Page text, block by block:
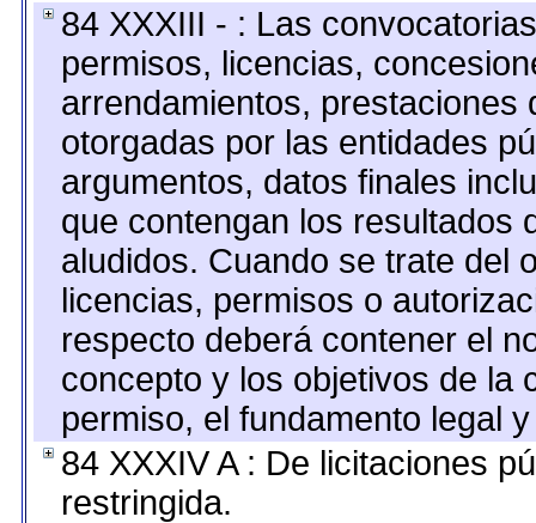
84 XXXIII - : Las
permisos, licencias,
arrendamientos,
otorgadas por las entidades
argumentos, datos finales
que contengan los resultados
aludidos. Cuando se trate del
licencias, permisos o
respecto deberá contener el
concepto y los objetivos de la
permiso, el fundamento legal
84 XXXIV A : De licitaciones
restringida.